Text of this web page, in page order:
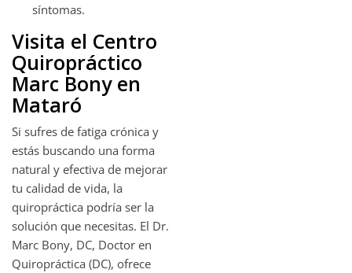
síntomas.
Visita el Centro
Quiropráctico
Marc Bony en
Mataró
Si sufres de fatiga crónica y
estás buscando una forma
natural y efectiva de mejorar
tu calidad de vida, la
quiropráctica podría ser la
solución que necesitas. El Dr.
Marc Bony, DC, Doctor en
Quiropráctica (DC), ofrece